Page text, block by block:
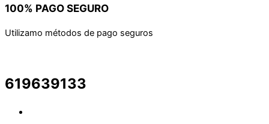
100% PAGO SEGURO
Utilizamo métodos de pago seguros
619639133